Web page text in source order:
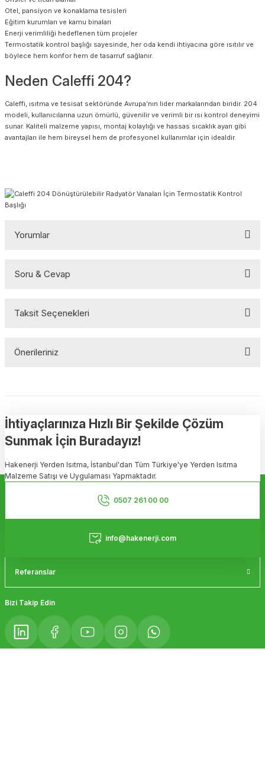
Otel, pansiyon ve konaklama tesisleri
Eğitim kurumları ve kamu binaları
Enerji verimliliği hedeflenen tüm projeler
Termostatik kontrol başlığı sayesinde, her oda kendi ihtiyacına göre ısıtılır ve
böylece hem konfor hem de tasarruf sağlanır.
Neden Caleffi 204?
Caleffi, ısıtma ve tesisat sektöründe Avrupa’nın lider markalarından biridir. 204
modeli, kullanıcılarına uzun ömürlü, güvenilir ve verimli bir ısı kontrol deneyimi
sunar. Kaliteli malzeme yapısı, montaj kolaylığı ve hassas sıcaklık ayarı gibi
avantajları ile hem bireysel hem de profesyonel kullanımlar için idealdir.
Yorumlar
Soru & Cevap
Taksit Seçenekleri
Önerileriniz
Görüş ve önerileriniz için teşekkür ederiz.
Ürün resmi kalitesiz, bozuk veya görüntülenemiyor.
Ürün açıklamasında eksik bilgiler bulunuyor.
Ürün bilgilerinde hatalar bulunuyor.
Ürün fiyatı diğer sitelerden daha pahalı.
Bu ürüne benzer farklı alternatifler olmalı.
İhtiyaçlarınıza Hızlı Bir Şekilde Çözüm
Sunmak İçin Buradayız!
Hakenerji Yerden Isıtma, İstanbul'dan Tüm Türkiye'ye Yerden Isıtma
Malzeme Satışı ve Uygulaması Yapmaktadır.
0507 261 00 00
info@hakenerji.com
Referanslar
Bizi Takip Edin